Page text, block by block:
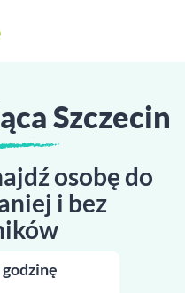
Szczecin
osobę do
i bez
godzinę